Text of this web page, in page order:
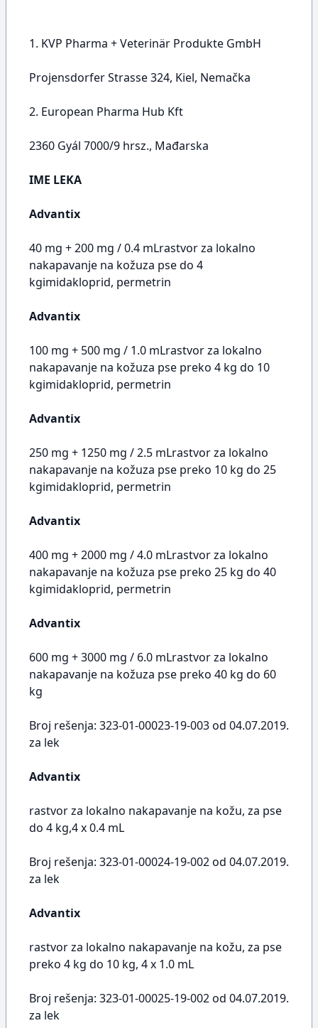
1. KVP Pharma + Veterinär Produkte GmbH
Projensdorfer Strasse 324, Kiel, Nemačka
2. European Pharma Hub Kft
2360 Gyál 7000/9 hrsz., Mađarska
IME LEKA
Advantix
40 mg + 200 mg / 0.4 mLrastvor za lokalno
nakapavanje na kožuza pse do 4
kgimidakloprid, permetrin
Advantix
100 mg + 500 mg / 1.0 mLrastvor za lokalno
nakapavanje na kožuza pse preko 4 kg do 10
kgimidakloprid, permetrin
Advantix
250 mg + 1250 mg / 2.5 mLrastvor za lokalno
nakapavanje na kožuza pse preko 10 kg do 25
kgimidakloprid, permetrin
Advantix
400 mg + 2000 mg / 4.0 mLrastvor za lokalno
nakapavanje na kožuza pse preko 25 kg do 40
kgimidakloprid, permetrin
Advantix
600 mg + 3000 mg / 6.0 mLrastvor za lokalno
nakapavanje na kožuza pse preko 40 kg do 60
kg
Broj rešenja: 323-01-00023-19-003 od 04.07.2019.
za lek
Advantix
rastvor za lokalno nakapavanje na kožu, za pse
do 4 kg,4 x 0.4 mL
Broj rešenja: 323-01-00024-19-002 od 04.07.2019.
za lek
Advantix
rastvor za lokalno nakapavanje na kožu, za pse
preko 4 kg do 10 kg, 4 x 1.0 mL
Broj rešenja: 323-01-00025-19-002 od 04.07.2019.
za lek